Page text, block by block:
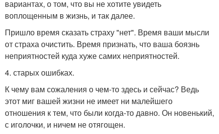
вариантах, о том, что вы не хотите увидеть
воплощенным в жизнь, и так далее.
Пришло время сказать страху "нет". Время ваши мысли
от страха очистить. Время признать, что ваша боязнь
неприятностей куда хуже самих неприятностей.
4. старых ошибках.
К чему вам сожаления о чем-то здесь и сейчас? Ведь
этот миг вашей жизни не имеет ни малейшего
отношения к тем, что были когда-то давно. Он новенький,
с иголочки, и ничем не отягощен.